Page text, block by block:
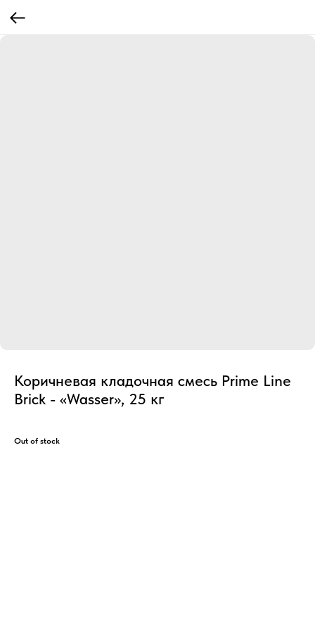
Коричневая кладочная смесь Prime Line
Brick - «Wasser», 25 кг
Out of stock